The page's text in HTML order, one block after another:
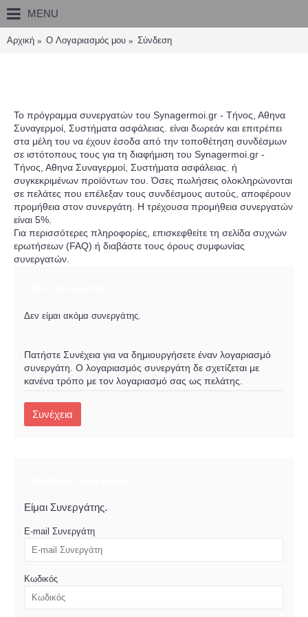
MENU
Αρχική O Λογαριασμός μου Σύνδεση
Το πρόγραμμα συνεργατών του Synagermoi.gr - Τήνος, Αθηνα
Συναγερμοί, Συστήματα ασφάλειας. είναι δωρεάν και επιτρέπει
στα μέλη του να έχουν έσοδα από την τοποθέτηση συνδέσμων
σε ιστότοπους τους για τη διαφήμιση του Synagermoi.gr -
Τήνος, Αθηνα Συναγερμοί, Συστήματα ασφάλειας. ή
συγκεκριμένων προϊόντων του. Όσες πωλήσεις ολοκληρώνονται
σε πελάτες που επέλεξαν τους συνδέσμους αυτούς, αποφέρουν
προμήθεια στον συνεργάτη. Η τρέχουσα προμήθεια συνεργατών
είναι 5%.
Για περισσότερες πληροφορίες, επισκεφθείτε τη σελίδα συχνών
ερωτήσεων (FAQ) ή διαβάστε τους όρους συμφωνίας
συνεργατών.
Δεν είμαι ακόμα συνεργάτης.
Πατήστε Συνέχεια για να δημιουργήσετε έναν λογαριασμό
συνεργάτη. Ο λογαριασμός συνεργάτη δε σχετίζεται με
κανένα τρόπο με τον λογαριασμό σας ως πελάτης.
Συνέχεια
Είμαι Συνεργάτης.
E-mail Συνεργάτη
Κωδικός